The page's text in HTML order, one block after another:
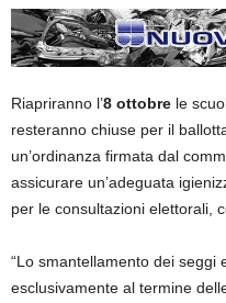
Riapriranno l’8 ottobre le
resteranno chiuse per il
un’ordinanza firmata dal
assicurare un’adeguata
per le consultazioni elettorali,
“Lo smantellamento dei seggi
esclusivamente al termine